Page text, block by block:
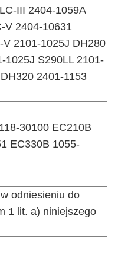
III 2404-1059A
V 2404-10631
2101-1025J DH280
1025J S290LL 2101-
2401-1153
30100 EC210B
EC330B 1055-
odniesieniu do
1 lit. a) niniejszego